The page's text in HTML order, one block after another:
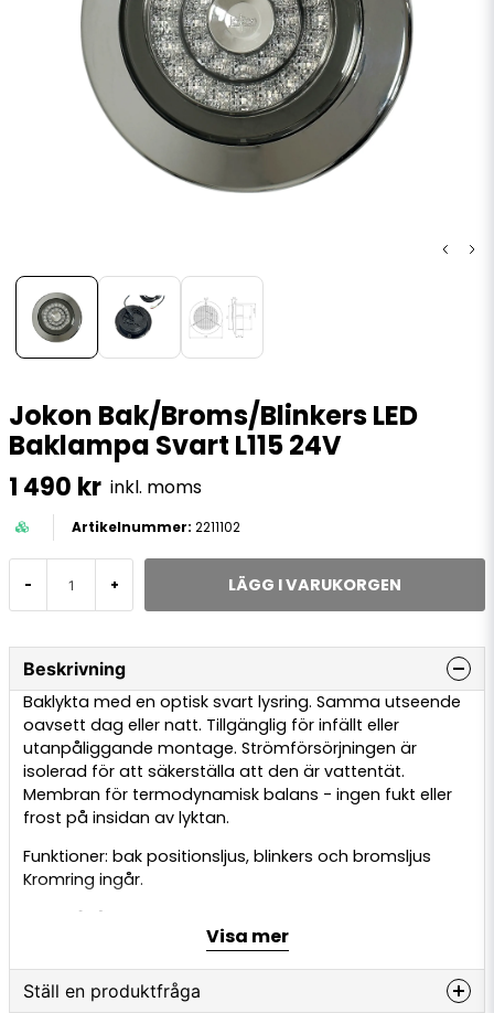
Jokon Bak/Broms/Blinkers LED
Baklampa Svart L115 24V
1 490 kr inkl. moms
2211102
- + LÄGG I VARUKORGEN
Beskrivning
Baklykta med en optisk svart lysring. Samma utseende
oavsett dag eller natt. Tillgänglig för infällt eller
utanpåliggande montage. Strömförsörjningen är
isolerad för att säkerställa att den är vattentät.
Membran för termodynamisk balans - ingen fukt eller
frost på insidan av lyktan.
Funktioner: bak positionsljus, blinkers och bromsljus
Kromring ingår.
Kabel (m):
Lamptyp:LED
Volt (V):24v
Visa mer
Ställ en produktfråga